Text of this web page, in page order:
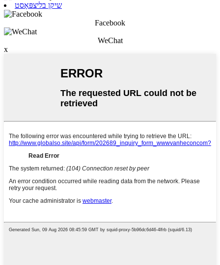
שיקן בליצפּאָסט
Facebook
WeChat
x